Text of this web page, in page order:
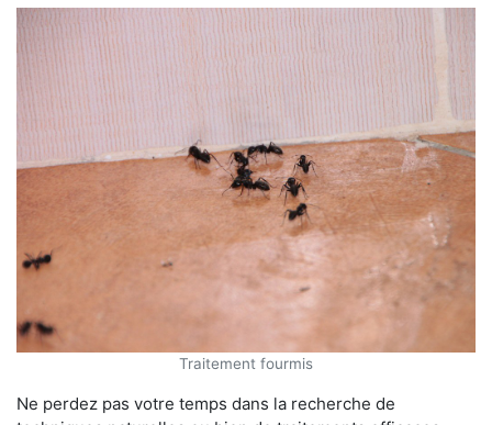
Traitement fourmis
Ne perdez pas votre temps dans la recherche de